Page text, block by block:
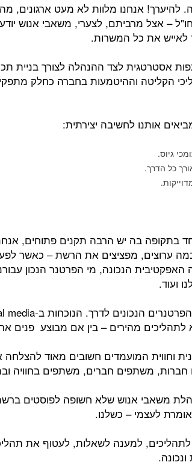
להיערך! אנחנו מלוות לא מעט ארגונים,
– אצל מרביתם, לצערי, משאבי אנוש
לאייש את כל המשרות.
אסטרטגית לצד ההנהלה לצורך בניית
הקליטה וההיטמעות בחברה כחלק
אותנו לחשיבה יצירתית:
גיוס.
כל הדרך.
בתקופה בה יש הרבה תקנים פתוחים,
ערוצים, מפציצים את הרשת – כאשר
הנכונה, מי הפרטנר הנכון
ועוד.
מהירים – בין אם מבוצע פנים
וחווית המועמדים חשובים מאוד להצלחה
חברות, משתפים חברים, משתפים בחוויה
משאבי אנוש שלא חשופה לפוסטים
לעצמי – כשלנו.
למענה לשאלות, לעטוף את